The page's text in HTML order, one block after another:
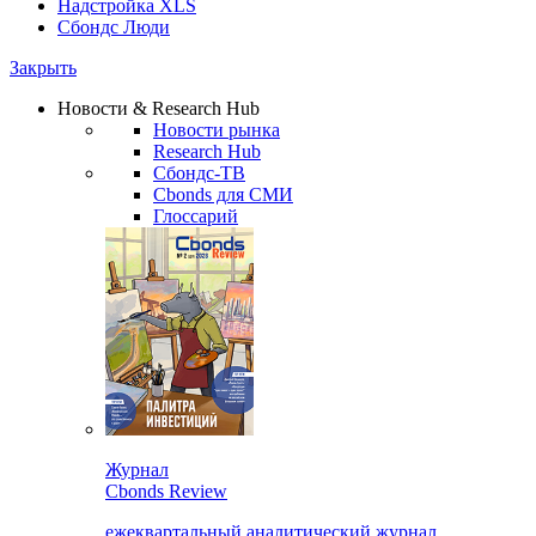
Надстройка XLS
Сбондс Люди
Закрыть
Новости & Research Hub
Новости рынка
Research Hub
Сбондс-ТВ
Cbonds для СМИ
Глоссарий
Журнал
Cbonds Review
ежеквартальный аналитический журнал